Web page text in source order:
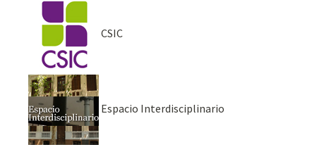
CSIC
Espacio Interdisciplinario